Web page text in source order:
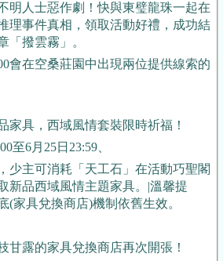
明人士惡作劇！快與東璧龍珠一起在
理事件真相，領取活動好禮，成功結
「撥雲霧」。
會在空桑莊園中出現兩位提供線索的
家具，西域風情套裝限時祈福！
至6月25日23:59、
少主可消耗「天工石」在活動巧聖閣
新品西域風情主題家具。|溫馨提
(家具兌換商店)機制依舊生效。
甘露的家具兌換商店再次開張！